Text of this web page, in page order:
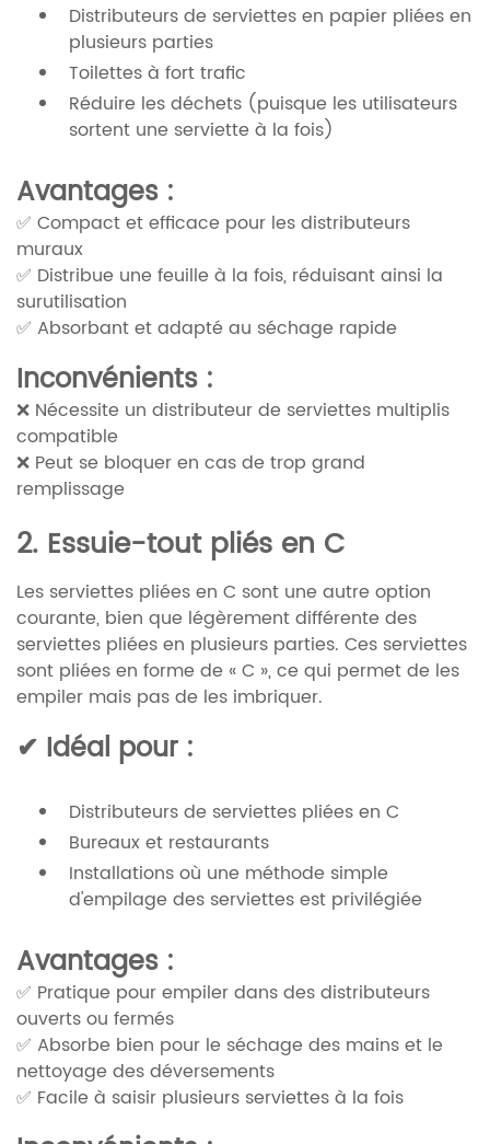
Distributeurs de serviettes en papier pliées en
plusieurs parties
Toilettes à fort trafic
Réduire les déchets (puisque les utilisateurs
sortent une serviette à la fois)
Avantages :
✅ Compact et efficace pour les distributeurs
muraux
✅ Distribue une feuille à la fois, réduisant ainsi la
surutilisation
✅ Absorbant et adapté au séchage rapide
Inconvénients :
❌ Nécessite un distributeur de serviettes multiplis
compatible
❌ Peut se bloquer en cas de trop grand
remplissage
2. Essuie-tout pliés en C
Les serviettes pliées en C sont une autre option
courante, bien que légèrement différente des
serviettes pliées en plusieurs parties. Ces serviettes
sont pliées en forme de « C », ce qui permet de les
empiler mais pas de les imbriquer.
✔ Idéal pour :
Distributeurs de serviettes pliées en C
Bureaux et restaurants
Installations où une méthode simple
d'empilage des serviettes est privilégiée
Avantages :
✅ Pratique pour empiler dans des distributeurs
ouverts ou fermés
✅ Absorbe bien pour le séchage des mains et le
nettoyage des déversements
✅ Facile à saisir plusieurs serviettes à la fois